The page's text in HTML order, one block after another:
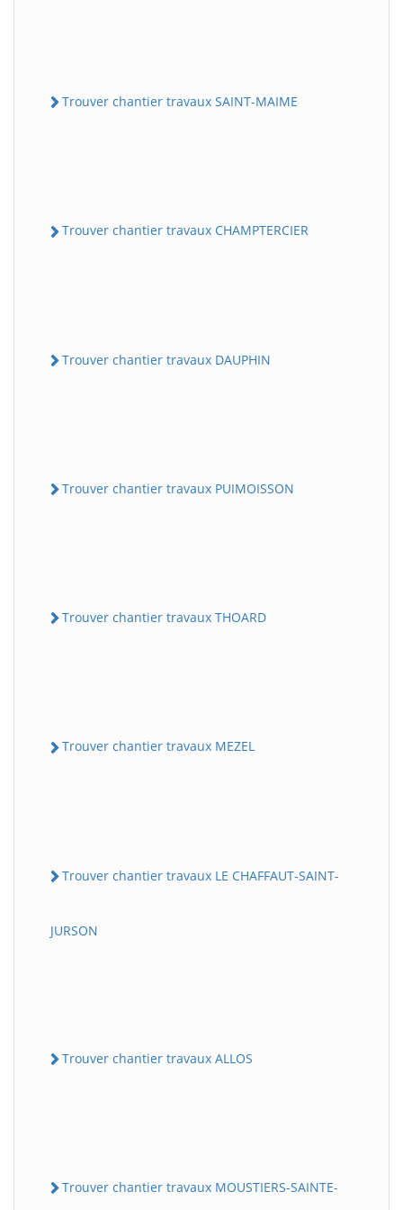
Trouver chantier travaux SAINT-MAIME
Trouver chantier travaux CHAMPTERCIER
Trouver chantier travaux DAUPHIN
Trouver chantier travaux PUIMOISSON
Trouver chantier travaux THOARD
Trouver chantier travaux MEZEL
Trouver chantier travaux LE CHAFFAUT-SAINT-
JURSON
Trouver chantier travaux ALLOS
Trouver chantier travaux MOUSTIERS-SAINTE-